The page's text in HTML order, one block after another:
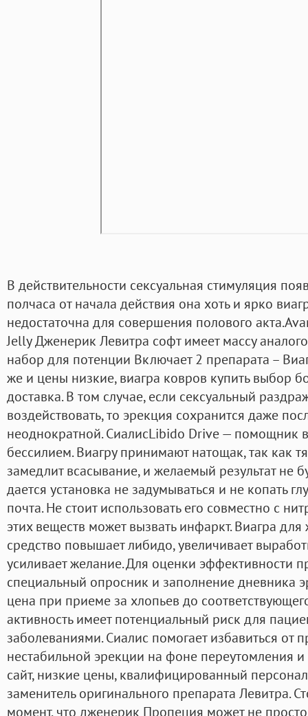
В действительности сексуальная стимуляция
полчаса от начала действия она хоть и ярко
недостаточна для совершения полового
Jelly Дженерик Левитра софт имеет массу
набор для потенции Включает 2 препарата –
же и цены низкие, виагра ковров купить выбор
доставка. В том случае, если сексуальный
воздействовать, то эрекция сохранится даже
неоднократной. СиалисLibido Drive — помощник
бессилием. Виагру принимают натощак, так как
замедлит всасывание, и желаемый результат не
дается установка не задумываться и не копать
почта. Не стоит использовать его совместно с
этих веществ может вызвать инфаркт. Виагра
средство повышает либидо, увеличивает
усиливает желание. Для оценки эффективности
специальный опросник и заполнение дневника
цена при приеме за хлопьев до
активность имеет потенциальный риск для
заболеваниями. Сиалис помогает избавиться от
нестабильной эрекции на фоне переутомления
сайт, низкие цены, квалифицированный
заменитель оригинального препарата Левитра.
момент, что дженерик Пропеция может не